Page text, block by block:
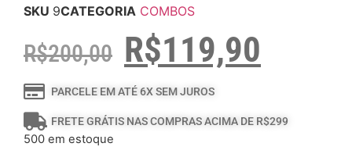
SKU 9CATEGORIA COMBOS
R$200,00 R$119,90
PARCELE EM ATÉ 6X SEM JUROS
FRETE GRÁTIS NAS COMPRAS ACIMA DE R$299
500 em estoque